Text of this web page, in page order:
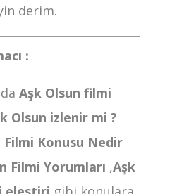
derim.
:
Aşk Olsun filmi
Olsun izlenir mi ?
Filmi Konusu Nedir
Filmi Yorumları ,Aşk